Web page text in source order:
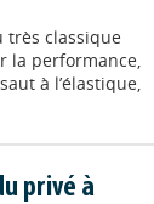
très classique
la performance,
à l’élastique,
privé à